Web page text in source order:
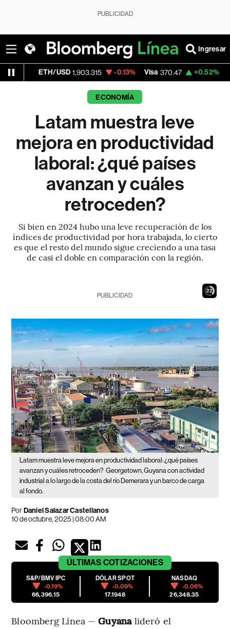
PUBLICIDAD
Ingresar
1,903.315 -0.13% Visa 370.47 +0.52% MercadoLibre
ECONOMÍA
Latam muestra leve
mejora en productividad
laboral: ¿qué países
avanzan y cuáles
retroceden?
Si bien en 2024 hubo una leve recuperación de los
índices de productividad por hora trabajada, lo cierto
es que el resto del mundo sigue creciendo a una tasa
de casi el doble en comparación con la región.
21
PUBLICIDAD
Latam muestra leve mejora en productividad laboral: ¿qué países
avanzan y cuáles retroceden? Georgetown, Guyana con actividad
industrial a lo largo de la costa del río Demerara y un barco de carga
al fondo.
PorDaniel Salazar Castellanos
10 de octubre, 2025 | 08:00 AM
ÚLTIMAS COTIZACIONES
S&P/BMV IPC
-0.19%
66,396.15
DÓLAR SPOT
-0.09%
17.1948
NASDAQ
-0.06%
26,348.35
Bloomberg Línea —Guyana lideró el